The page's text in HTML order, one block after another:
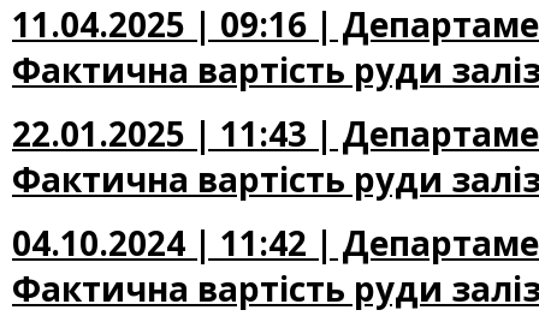
11.04.2025 | 09:16 |
Фактична вартість руди
22.01.2025 | 11:43 |
Фактична вартість руди
04.10.2024 | 11:42 |
Фактична вартість руди